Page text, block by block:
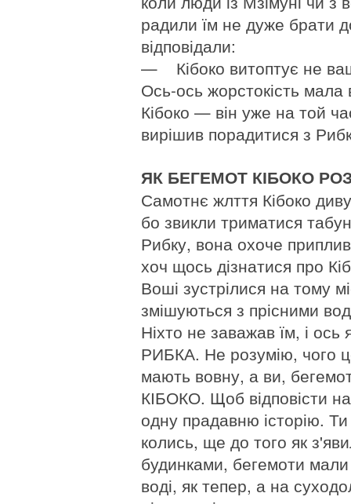
радили їм не дуже брати
відповідали:
— Кібоко витоптує не
Ось-ось жорстокість мала
Кібоко — він уже на той
вирішив порадитися з
ЯК БЕГЕМОТ КІБОКО
Самотнє жлття Кібоко
бо звикли триматися
Рибку, вона охоче
хоч щось дізнатися про
Воші зустрілися на тому
змішуються з прісними
Ніхто не заважав їм, і
РИБКА. Не розумію, чого
мають вовну, а ви,
КІБОКО. Щоб відповісти
одну прадавню історію.
колись, ще до того як
будинками, бегемоти
воді, як тепер, а на